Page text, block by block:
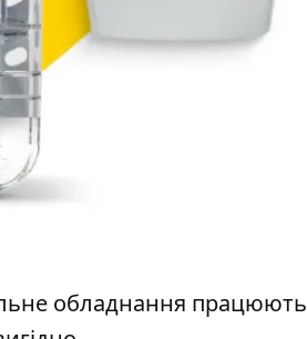
обладнання працюють